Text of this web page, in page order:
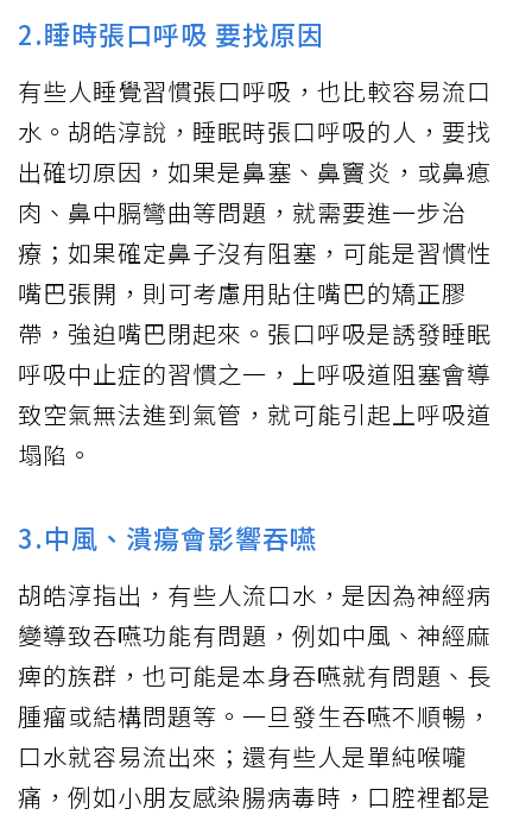
2.睡時張口呼吸 要找原因
有些人睡覺習慣張口呼吸，也比較容易流口
水。胡皓淳說，睡眠時張口呼吸的人，要找
出確切原因，如果是鼻塞、鼻竇炎，或鼻瘜
肉、鼻中膈彎曲等問題，就需要進一步治
療；如果確定鼻子沒有阻塞，可能是習慣性
嘴巴張開，則可考慮用貼住嘴巴的矯正膠
帶，強迫嘴巴閉起來。張口呼吸是誘發睡眠
呼吸中止症的習慣之一，上呼吸道阻塞會導
致空氣無法進到氣管，就可能引起上呼吸道
塌陷。
3.中風、潰瘍會影響吞嚥
胡皓淳指出，有些人流口水，是因為神經病
變導致吞嚥功能有問題，例如中風、神經麻
痺的族群，也可能是本身吞嚥就有問題、長
腫瘤或結構問題等。一旦發生吞嚥不順暢，
口水就容易流出來；還有些人是單純喉嚨
痛，例如小朋友感染腸病毒時，口腔裡都是